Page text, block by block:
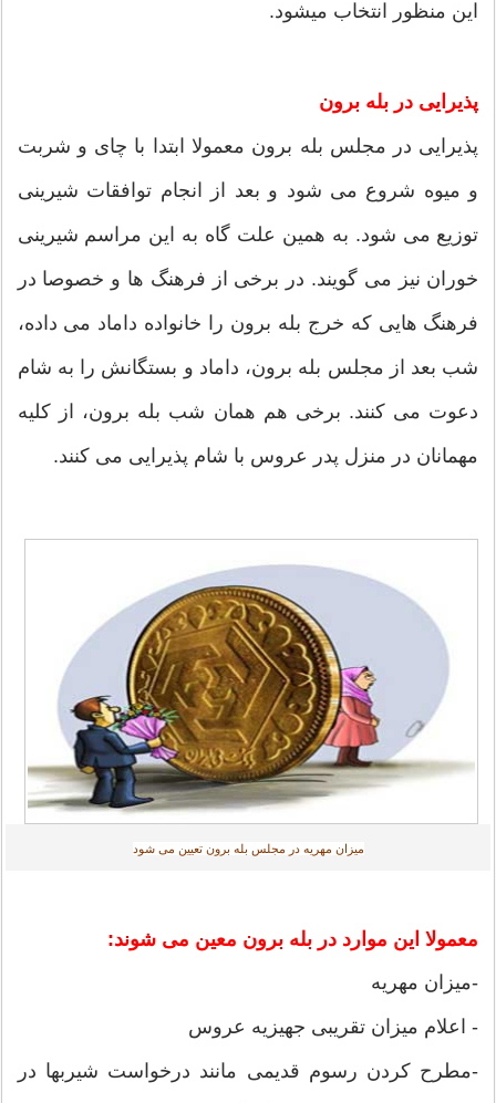
این منظور انتخاب میشود.
پذیرایی در بله برون
پذیرایی در مجلس بله برون معمولا ابتدا با چای و شربت
و میوه شروع می شود و بعد از انجام توافقات شیرینی
توزیع می شود. به همین علت گاه به این مراسم شیرینی
خوران نیز می گویند. در برخی از فرهنگ ها و خصوصا در
فرهنگ هایی که خرج بله برون را خانواده داماد می داده،
شب بعد از مجلس بله برون، داماد و بستگانش را به شام
دعوت می کنند. برخی هم همان شب بله برون، از کلیه
مهمانان در منزل پدر عروس با شام پذیرایی می کنند.
میزان مهریه در مجلس بله برون تعیین می شود
معمولا این موارد در بله برون معین می شوند:
-میزان مهریه
- اعلام میزان تقریبی جهیزیه عروس
-مطرح کردن رسوم قدیمی مانند درخواست شیربها در